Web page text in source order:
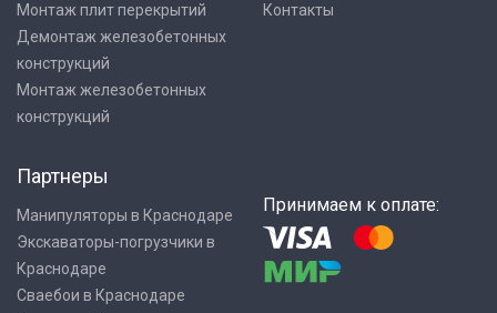
Монтаж плит перекрытий
Демонтаж железобетонных
конструкций
Монтаж железобетонных
конструкций
Контакты
Партнеры
Манипуляторы в Краснодаре
Экскаваторы-погрузчики в
Краснодаре
Сваебои в Краснодаре
Принимаем к оплате: